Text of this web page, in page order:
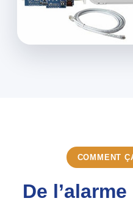
COMMENT
De